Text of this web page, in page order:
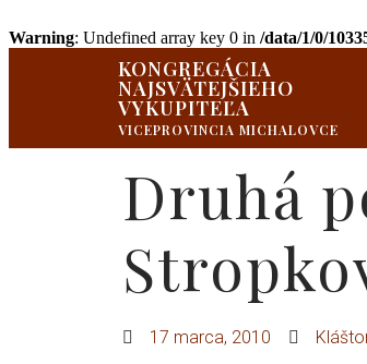
Warning: Undefined array key 0 in /data/1/0/
KONGREGÁCIA
NAJSVÄTEJŠIEHO
VYKUPITEĽA
VICEPROVINCIA MICHALOVCE
Druhá
17 marca, 2010